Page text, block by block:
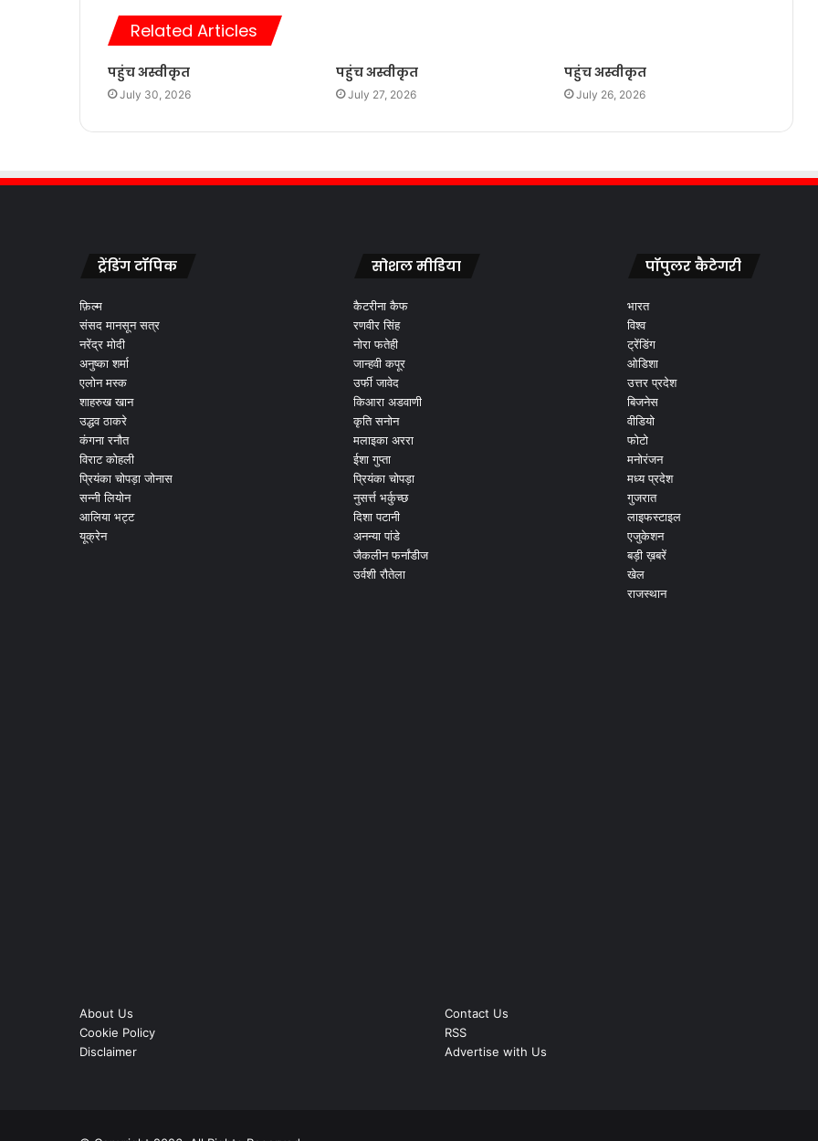
Related Articles
पहुंच अस्वीकृत
July 30, 2026
पहुंच अस्वीकृत
July 27, 2026
पहुंच अस्वीकृत
July 26, 2026
ट्रेंडिंग टॉपिक
फ़िल्म
संसद मानसून सत्र
नरेंद्र मोदी
अनुष्का शर्मा
एलोन मस्क
शाहरुख खान
उद्धव ठाकरे
कंगना रनौत
विराट कोहली
प्रियंका चोपड़ा जोनास
सन्नी लियोन
आलिया भट्ट
यूक्रेन
सोशल मीडिया
कैटरीना कैफ
रणवीर सिंह
नोरा फतेही
जान्हवी कपूर
उर्फी जावेद
किआरा अडवाणी
कृति सनोन
मलाइका अररा
ईशा गुप्ता
प्रियंका चोपड़ा
नुसर्त्त भर्कुच्छ
दिशा पटानी
अनन्या पांडे
जैकलीन फर्नांडीज
उर्वशी रौतेला
पॉपुलर कैटेगरी
भारत
विश्व
ट्रेंडिंग
ओडिशा
उत्तर प्रदेश
बिजनेस
वीडियो
फोटो
मनोरंजन
मध्य प्रदेश
गुजरात
लाइफस्टाइल
एजुकेशन
बड़ी ख़बरें
खेल
राजस्थान
About Us
Cookie Policy
Disclaimer
Contact Us
RSS
Advertise with Us